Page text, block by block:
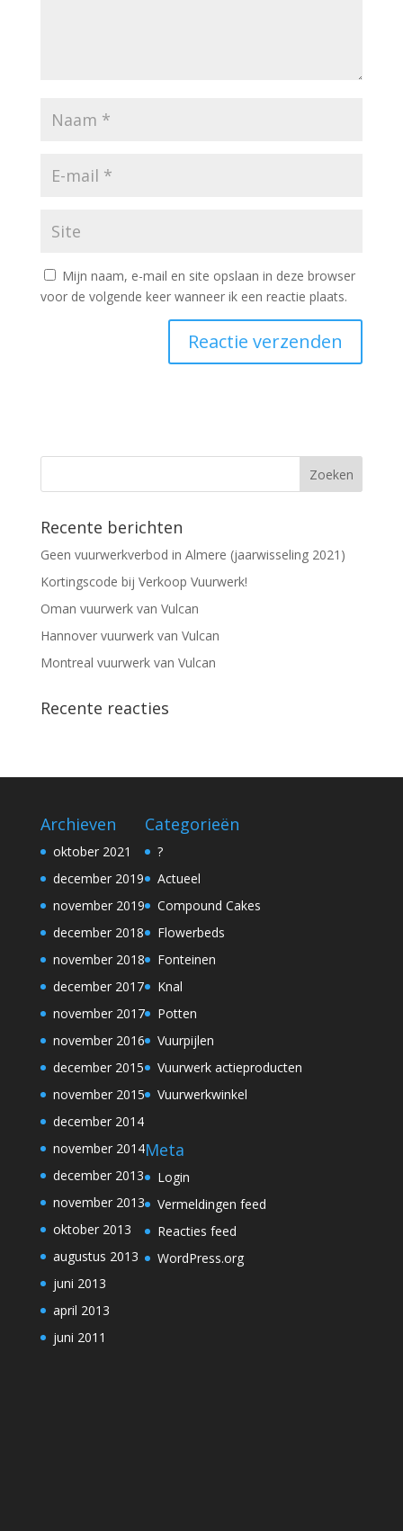
Mijn naam, e-mail en site opslaan in deze browser
voor de volgende keer wanneer ik een reactie plaats.
Recente berichten
Geen vuurwerkverbod in Almere (jaarwisseling 2021)
Kortingscode bij Verkoop Vuurwerk!
Oman vuurwerk van Vulcan
Hannover vuurwerk van Vulcan
Montreal vuurwerk van Vulcan
Recente reacties
Archieven
oktober 2021
december 2019
november 2019
december 2018
november 2018
december 2017
november 2017
november 2016
december 2015
november 2015
december 2014
november 2014
december 2013
november 2013
oktober 2013
augustus 2013
juni 2013
april 2013
juni 2011
Categorieën
?
Actueel
Compound Cakes
Flowerbeds
Fonteinen
Knal
Potten
Vuurpijlen
Vuurwerk actieproducten
Vuurwerkwinkel
Meta
Login
Vermeldingen feed
Reacties feed
WordPress.org